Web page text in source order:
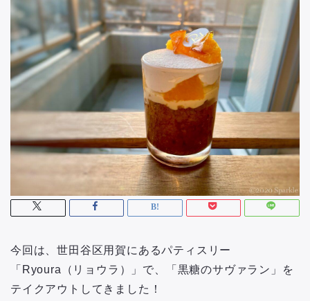
今回は、世田谷区用賀にあるパティスリー
「Ryoura（リョウラ）」で、「黒糖のサヴァラン」を
テイクアウトしてきました！